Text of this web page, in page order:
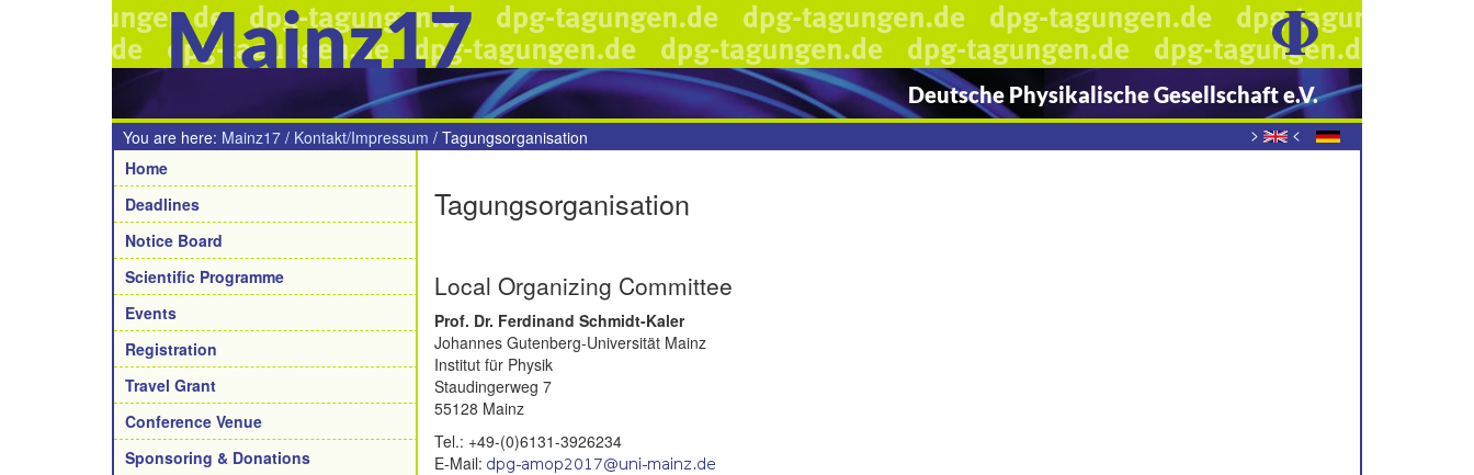
Mainz17
Deutsche Physikalische Gesellschaft e.V.
> <
You are here: Mainz17 / Kontakt/Impressum / Tagungsorganisation
Navigation
Home
Deadlines
Notice Board
Scientific Programme
Events
Registration
Travel Grant
Conference Venue
Sponsoring & Donations
Tagungsorganisation
Local Organizing Committee
Prof. Dr. Ferdinand Schmidt-Kaler
Johannes Gutenberg-Universität Mainz
Institut für Physik
Staudingerweg 7
55128 Mainz
Tel.: +49-(0)6131-3926234
E-Mail: